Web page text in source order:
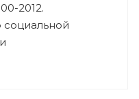
2012.
социальной